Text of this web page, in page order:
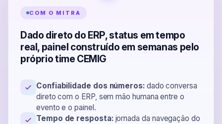
COM O MITRA
Dado direto do ERP, status em tempo
real, painel construído em semanas pelo
próprio time CEMIG
Confiabilidade dos números:dado conversa
direto com o ERP, sem mão humana entre o
evento e o painel.
Tempo de resposta:jornada da navegação do